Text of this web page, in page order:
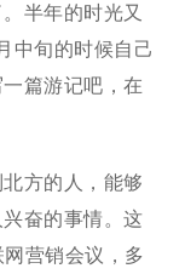
半年的时光又
中旬的时候自己
篇游记吧，在
方的人，能够
奋的事情。这
网营销会议，多